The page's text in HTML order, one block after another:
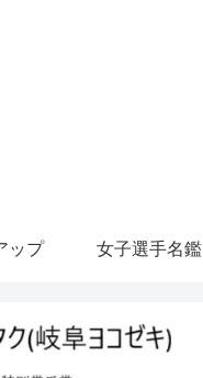
ップ 女子選手名鑑